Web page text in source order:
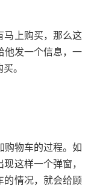
马上购买，那么这
他发一个信息，一
。
购物车的过程。如
这样一个弹窗，
的情况，就会给顾